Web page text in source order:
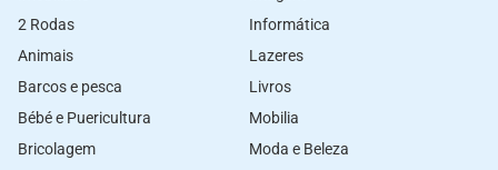
2 Rodas
Animais
Barcos e pesca
Bébé e Puericultura
Bricolagem
Informática
Lazeres
Livros
Mobilia
Moda e Beleza